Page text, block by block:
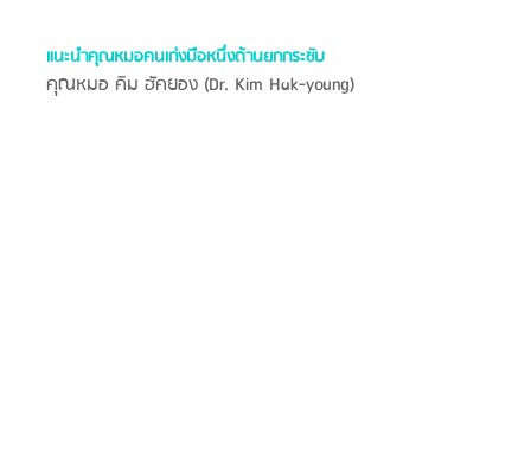
แนะนำคุณหมอคนเก่งมือหนึ่งด้านยกกระชับ
คุณหมอ คิม ฮัคยอง (Dr. Kim Hak-young)